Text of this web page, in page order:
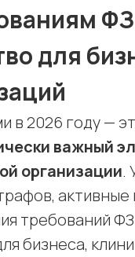
для
в 2026 году —
важный
организации.
активные
требований
бизнеса,